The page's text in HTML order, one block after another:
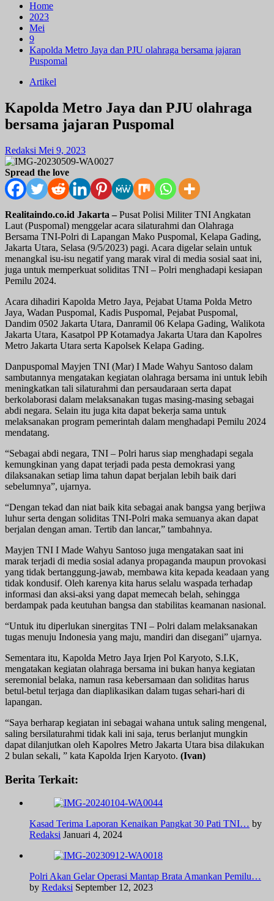
Home
2023
Mei
9
Kapolda Metro Jaya dan PJU olahraga bersama jajaran
Puspomal
Artikel
Kapolda Metro Jaya dan PJU olahraga
bersama jajaran Puspomal
Redaksi Mei 9, 2023
Spread the love
Realitaindo.co.id Jakarta – Pusat Polisi Militer TNI Angkatan
Laut (Puspomal) menggelar acara silaturahmi dan Olahraga
Bersama TNI-Polri di Lapangan Mako Puspomal, Kelapa Gading,
Jakarta Utara, Selasa (9/5/2023) pagi. Acara digelar selain untuk
menangkal isu-isu negatif yang marak viral di media sosial saat ini,
juga untuk memperkuat soliditas TNI – Polri menghadapi kesiapan
Pemilu 2024.
Acara dihadiri Kapolda Metro Jaya, Pejabat Utama Polda Metro
Jaya, Wadan Puspomal, Kadis Puspomal, Pejabat Puspomal,
Dandim 0502 Jakarta Utara, Danramil 06 Kelapa Gading, Walikota
Jakarta Utara, Kasatpol PP Kotamadya Jakarta Utara dan Kapolres
Metro Jakarta Utara serta Kapolsek Kelapa Gading.
Danpuspomal Mayjen TNI (Mar) I Made Wahyu Santoso dalam
sambutannya mengatakan kegiatan olahraga bersama ini untuk lebih
meningkatkan tali silaturahmi dan persaudaraan serta dapat
berkolaborasi dalam melaksanakan tugas masing-masing sebagai
abdi negara. Selain itu juga kita dapat bekerja sama untuk
melaksanakan program pemerintah dalam menghadapi Pemilu 2024
mendatang.
“Sebagai abdi negara, TNI – Polri harus siap menghadapi segala
kemungkinan yang dapat terjadi pada pesta demokrasi yang
dilaksanakan setiap lima tahun dapat berjalan lebih baik dari
sebelumnya”, ujarnya.
“Dengan tekad dan niat baik kita sebagai anak bangsa yang berjiwa
luhur serta dengan soliditas TNI-Polri maka semuanya akan dapat
berjalan dengan aman. Tertib dan lancar,” tambahnya.
Mayjen TNI I Made Wahyu Santoso juga mengatakan saat ini
marak terjadi di media sosial adanya propaganda maupun provokasi
yang tidak bertanggung-jawab, membawa kita kepada keadaan yang
tidak kondusif. Oleh karenya kita harus selalu waspada terhadap
informasi dan aksi-aksi yang dapat memecah belah, sehingga
berdampak pada keutuhan bangsa dan stabilitas keamanan nasional.
“Untuk itu diperlukan sinergitas TNI – Polri dalam melaksanakan
tugas menuju Indonesia yang maju, mandiri dan disegani” ujarnya.
Sementara itu, Kapolda Metro Jaya Irjen Pol Karyoto, S.I.K,
mengatakan kegiatan olahraga bersama ini bukan hanya kegiatan
seremonial belaka, namun rasa kebersamaan dan soliditas harus
betul-betul terjaga dan diaplikasikan dalam tugas sehari-hari di
lapangan.
“Saya berharap kegiatan ini sebagai wahana untuk saling mengenal,
saling bersilaturahmi tidak kali ini saja, terus berlanjut mungkin
dapat dilanjutkan oleh Kapolres Metro Jakarta Utara bisa dilakukan
2 bulan sekali, ” kata Kapolda Irjen Karyoto. (Ivan)
Berita Terkait:
Kasad Terima Laporan Kenaikan Pangkat 30 Pati TNI… by
Redaksi Januari 4, 2024
Polri Akan Gelar Operasi Mantap Brata Amankan Pemilu…
by Redaksi September 12, 2023